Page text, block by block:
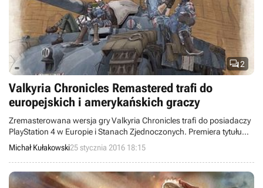
2
Valkyria Chronicles Remastered trafi do
europejskich i amerykańskich graczy
Zremasterowana wersja gry Valkyria Chronicles trafi do posiadaczy
PlayStation 4 w Europie i Stanach Zjednoczonych. Premiera tytułu
została wyznaczona na wiosnę tego roku.
Michał Kułakowski25 stycznia 2016 18:15